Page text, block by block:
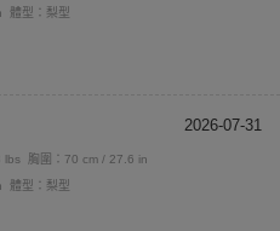
體型：梨型
2026-07-31
lbs
胸圍：70 cm / 27.6 in
體型：梨型